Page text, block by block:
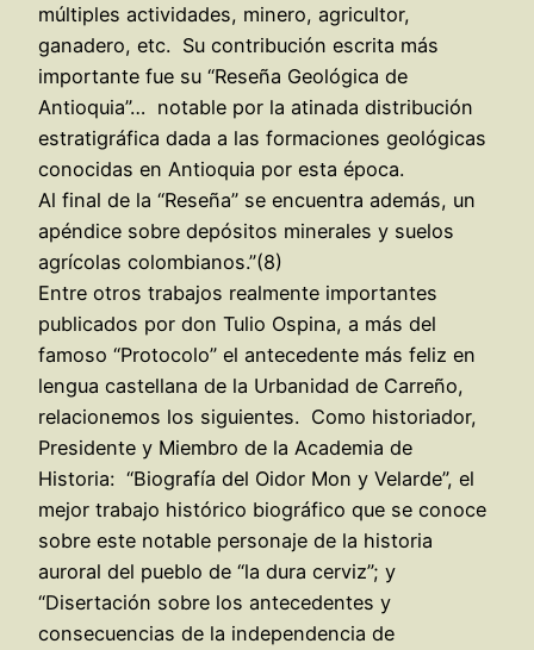
múltiples actividades, minero, agricultor,
ganadero, etc. Su contribución escrita más
importante fue su “Reseña Geológica de
Antioquia”… notable por la atinada distribución
estratigráfica dada a las formaciones geológicas
conocidas en Antioquia por esta época.
Al final de la “Reseña” se encuentra además, un
apéndice sobre depósitos minerales y suelos
agrícolas colombianos.”(8)
Entre otros trabajos realmente importantes
publicados por don Tulio Ospina, a más del
famoso “Protocolo” el antecedente más feliz en
lengua castellana de la Urbanidad de Carreño,
relacionemos los siguientes. Como historiador,
Presidente y Miembro de la Academia de
Historia: “Biografía del Oidor Mon y Velarde”, el
mejor trabajo histórico biográfico que se conoce
sobre este notable personaje de la historia
auroral del pueblo de “la dura cerviz”; y
“Disertación sobre los antecedentes y
consecuencias de la independencia de